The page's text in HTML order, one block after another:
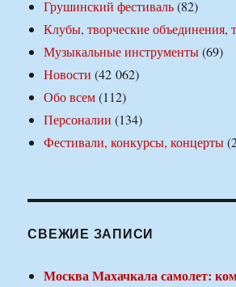
Грушинский фестиваль(82)
Клубы, творческие объединения,
Музыкальные инструменты(69)
Новости (42 062)
Обо всем(112)
Персоналии (134)
Фестивали, конкурсы, концерты
СВЕЖИЕ ЗАПИСИ
Москва Махачкала самолет: